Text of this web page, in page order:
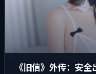
《旧信》外传：安全